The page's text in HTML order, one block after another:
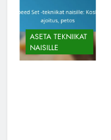
ASETA TEKNIIKAT
NAISILLE